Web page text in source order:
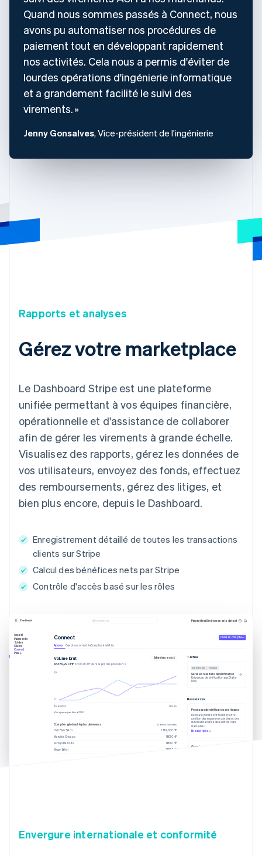
Quand nous sommes passés à Connect, nous
avons pu automatiser nos procédures de
paiement tout en développant rapidement
nos activités. Cela nous a permis d'éviter de
lourdes opérations d'ingénierie informatique
et a grandement facilité le suivi des
virements.
Jenny Gonsalves, Vice-président de l'ingénierie
Rapports et analyses
Gérez votre marketplace
Le Dashboard Stripe est une plateforme
unifiée permettant à vos équipes financière,
opérationnelle et d'assistance de collaborer
afin de gérer les virements à grande échelle.
Visualisez des rapports, gérez les données de
vos utilisateurs, envoyez des fonds, effectuez
des remboursements, gérez des litiges, et
bien plus encore, depuis le Dashboard.
Enregistrement détaillé de toutes les transactions
clients sur Stripe
Calcul des bénéfices nets par Stripe
Contrôle d'accès basé sur les rôles
Rechercher ParamètresEnvironnements de test
Accueil
Paiements
Soldes
Clients
Connect
Plus
Connect Créer un compte
Aperçu Comptes connectésComptes à vérifier
Volume brut
12 382,22 CHF10 205,13 CHF dans la période précédente
6 derniers mois
Aujourd'hui 12 mars
Mis à jour aujourd'hui à 07:50
Comptes générant le plus de revenus Données cumulées
Hair Flair Salon 1 902,00 CHF
Margie’s Chicago 1 801 CHF
Jenny’s Haircuts
1 801 CHF
Muse Salon
1 801 CHF
Tâches
Dû le 1er juin Terminé
Gérer les résultats de vérification
Exigences de vérification aux États-
Unis
Ressources
Processus de vérification des risques
Découvrez comment faciliter votre
gestion des risques en combinant des
automatisations à des vérifications
manuelles.
En savoir plus
Gérer les résultats de vérification
Envergure internationale et conformité